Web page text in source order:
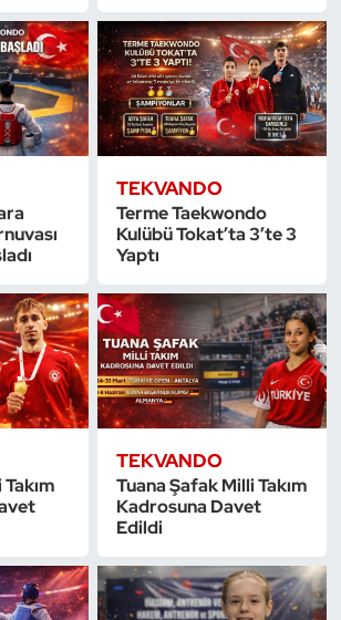
TEKVANDO
Terme Taekwondo
Kulübü Tokat’ta 3’te 3
Yaptı
TEKVANDO
Tuana Şafak Milli Takım
Kadrosuna Davet
Edildi
Fitness